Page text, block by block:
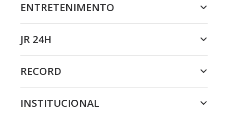
ENTRETENIMENTO
JR 24H
RECORD
INSTITUCIONAL